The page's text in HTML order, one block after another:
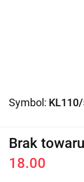
Symbol:
Brak towaru
18.00